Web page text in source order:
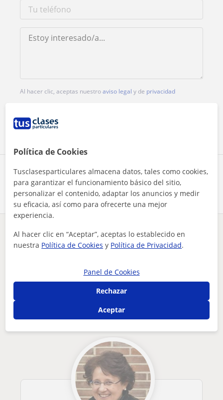
Comparte a este profesor
Al hacer clic, aceptas nuestroaviso legal y de privacidad
¿Hay algún error en este perfil?Cuéntanos
empática, organizada, cercana, rigurosa, paciente, motivado...
Otros profesores online de Nóminas y
contratos que pueden interesarte
Política de Cookies
Tusclasesparticulares almacena datos, tales como cookies,
para garantizar el funcionamiento básico del sitio,
personalizar el contenido, adaptar los anuncios y medir
su eficacia, así como para ofrecerte una mejor
experiencia.
Al hacer clic en “Aceptar”, aceptas lo establecido en
nuestra Política de Cookies y Política de Privacidad.
Panel de Cookies
Rechazar
Aceptar